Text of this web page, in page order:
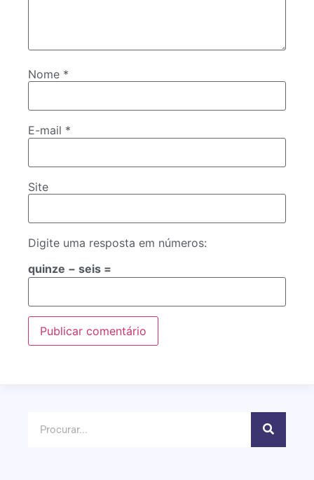
Nome *
E-mail *
Site
Digite uma resposta em números:
quinze − seis =